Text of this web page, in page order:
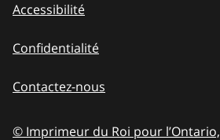
Accessibilité
Confidentialité
Contactez-nous
© Imprimeur du Roi pour l’Ontario,